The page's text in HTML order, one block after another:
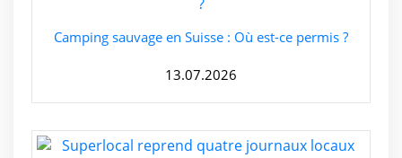
Camping sauvage en Suisse : Où est-ce permis ?
13.07.2026